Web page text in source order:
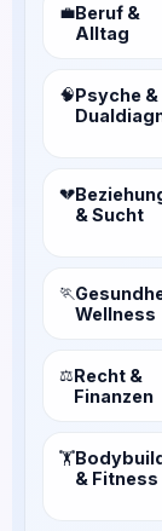
💼Beruf &
Alltag
🧠Psyche &
💔
& Sucht
🏃
Wellness
⚖️Recht &
Finanzen
🏋️
& Fitness